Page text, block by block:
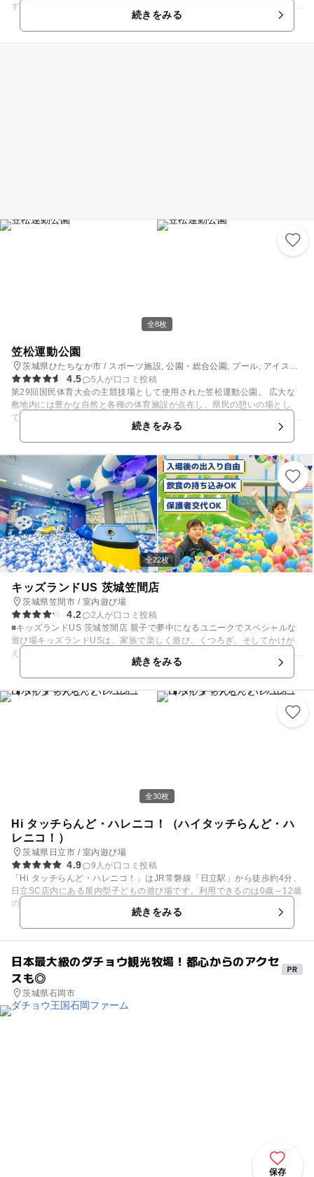
す。 おままごとやボールプール、トランポリンなどの子どもたちが想像力
を膨らませてあそべる楽しい演出を随所にちりばめ、家族の思い出にもな
るあそび場を目指します。 また、「くまのがっこう」のキャラクター「ジ
続きをみる
全8枚
笠松運動公園
茨城県ひたちなか市 / スポーツ施設, 公園・総合公園, プール, アイスス
ケート場
4.5
5人が口コミ投稿
第29回国民体育大会の主競技場として使用された笠松運動公園。 広大な
敷地内には豊かな自然と各種の体育施設が点在し、県民の憩いの場とし
て、また、スポーツ・レクリエーションの拠点ともなっています。 複合遊
具のある「子供の広場」、深さ15~35㎝の流れる水路のある「水の広場」
は休日になると親子連れでいっぱい。秋季・冬季にはスケートリンクとな
る屋内水泳プール、ロッククライミングが体験できる「登はん競技場」な
どユニークな施設もあり、家族連れで一日中楽しめるスポットです。 屋内
プールは夏になると浮き輪の持ち込みが可能になり、水深60cmのエリア
が子ども向けにオープンします。
続きをみる
全22枚
キッズランドUS 茨城笠間店
茨城県笠間市 / 室内遊び場
4.2
2人が口コミ投稿
■キッズランドUS 茨城笠間店 親子で夢中になるユニークでスペシャルな
遊び場キッズランドUSは、家族で楽しく遊び、くつろぎ、そしてかけが
えのない家族の思い出を残せる室内遊び場です。 遊び放題プランや短時間
プラン等、お得に気軽にご利用頂けます。 受付後の出入り自由、飲食持ち
込み自由、保護者様（お父さんお母さん）の交代も自由です。 暑い日も寒
い日も雨の日も花粉が辛い時期でも天気を気にせずゆっくり遊べる全天候
型屋内遊園地。 幼児、小学生のお子様もパパもママも家族みんなで楽しい
須となります。※※ 免責事項の同意につきましては、【店舗カウンター】
続きをみる
全30枚
Hi タッチらんど・ハレニコ！（ハイタッチらんど・ハ
レニコ！）
茨城県日立市 / 室内遊び場
4.9
9人が口コミ投稿
「Hi タッチらんど・ハレニコ！」はJR常磐線「日立駅」から徒歩約4分、
日立SC店内にある屋内型子どもの遊び場です。利用できるのは0歳～12歳
のお子さんと保護者。遊び場内はボールプールや滑り台などで成長に応じ
た遊びが楽しめる「あそび・まなびエリア」と、相談や交流も出来る「子
育てサポートエリア」に分かれています。 「あそび・まなびエリア」は1
してみてはいかがでしょうか。
続きをみる
日本最大級のダチョウ観光牧場！都心からのアクセ
スも◎
茨城県石岡市
保存